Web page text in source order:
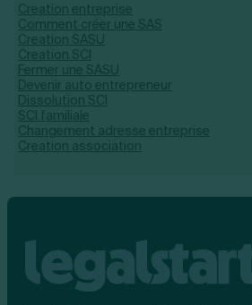
Creation entreprise
Comment créer une SAS
Creation SASU
Creation SCI
Fermer une SASU
Devenir auto entrepreneur
Dissolution SCI
SCI familiale
Changement adresse entreprise
Creation association